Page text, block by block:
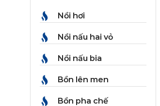
Nồi hơi
Nồi nấu hai vỏ
Nồi nấu bia
Bồn lên men
Bồn pha chế